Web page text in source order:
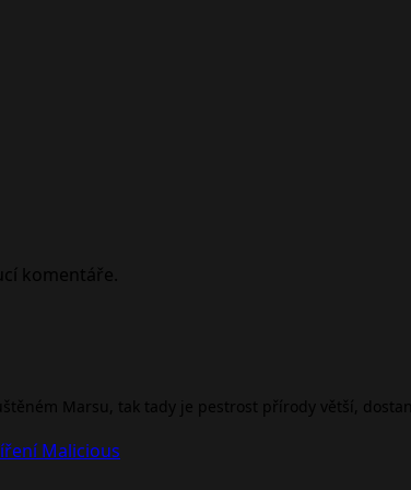
komentáře.
Marsu, tak tady je pestrost přírody větší,
Malicious